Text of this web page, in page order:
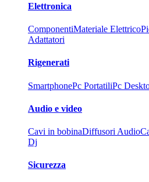
Elettronica
ComponentiMateriale Elettrico
Adattatori
Rigenerati
SmartphonePc PortatiliPc
Audio e video
Cavi in bobinaDiffusori Audio
Dj
Sicurezza